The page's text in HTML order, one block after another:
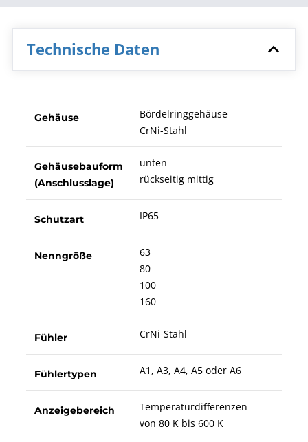
Technische Daten
Gehäuse
Bördelringgehäuse
CrNi-Stahl
Gehäusebauform
(Anschlusslage)
unten
rückseitig mittig
Schutzart IP65
Nenngröße
63
80
100
160
Fühler CrNi-Stahl
Fühlertypen A1, A3, A4, A5 oder A6
Anzeigebereich
Temperaturdifferenzen
von 80 K bis 600 K